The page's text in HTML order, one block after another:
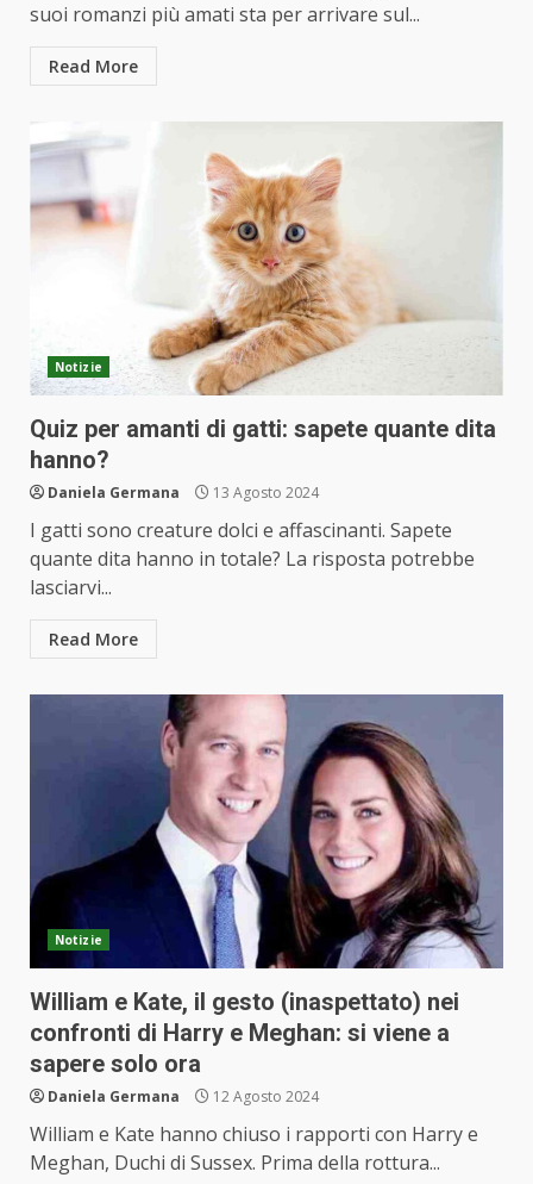
suoi romanzi più amati sta per arrivare sul...
Read More
Notizie
Quiz per amanti di gatti: sapete quante dita
hanno?
Daniela Germana 13 Agosto 2024
I gatti sono creature dolci e affascinanti. Sapete
quante dita hanno in totale? La risposta potrebbe
lasciarvi...
Read More
Notizie
William e Kate, il gesto (inaspettato) nei
confronti di Harry e Meghan: si viene a
sapere solo ora
Daniela Germana 12 Agosto 2024
William e Kate hanno chiuso i rapporti con Harry e
Meghan, Duchi di Sussex. Prima della rottura...